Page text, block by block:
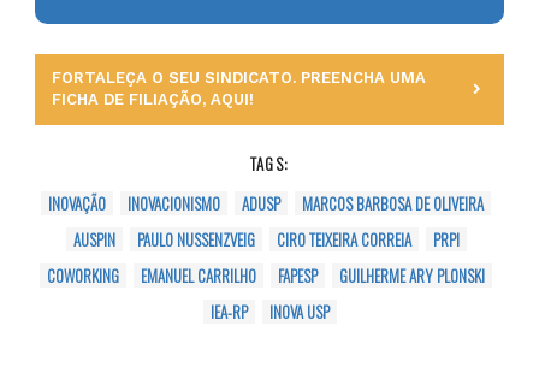
FORTALEÇA O SEU SINDICATO. PREENCHA UMA
FICHA DE FILIAÇÃO, AQUI!
TAGS:
INOVAÇÃO
INOVACIONISMO ADUSP
MARCOS BARBOSA DE OLIVEIRA
AUSPIN
PAULO NUSSENZVEIG CIRO TEIXEIRA CORREIA
PRPI
COWORKING
EMANUEL CARRILHO FAPESP
GUILHERME ARY PLONSKI
IEA-RP
INOVA USP